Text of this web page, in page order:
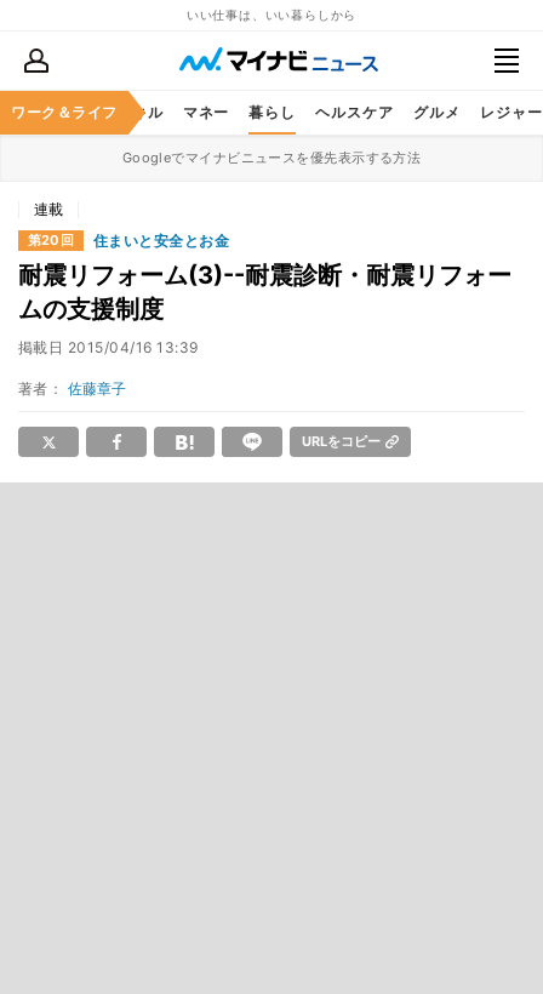
いい仕事は、いい暮らしから
ワーク＆ライフ
ア ビジネススキル マネー 暮らし ヘルスケア グルメ レジャー
Googleでマイナビニュースを優先表示する方法
連載
第20回 住まいと安全とお金
耐震リフォーム(3)--耐震診断・耐震リフォー
ムの支援制度
掲載日 2015/04/16 13:39
著者： 佐藤章子
URLをコピー